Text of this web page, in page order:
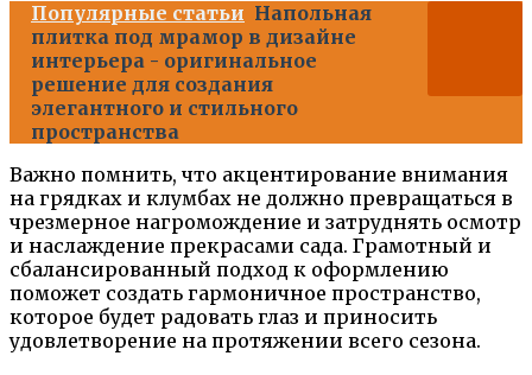
Популярные статьи Напольная
плитка под мрамор в дизайне
интерьера - оригинальное
решение для создания
элегантного и стильного
пространства
Важно помнить, что акцентирование внимания
на грядках и клумбах не должно превращаться в
чрезмерное нагромождение и затруднять осмотр
и наслаждение прекрасами сада. Грамотный и
сбалансированный подход к оформлению
поможет создать гармоничное пространство,
которое будет радовать глаз и приносить
удовлетворение на протяжении всего сезона.